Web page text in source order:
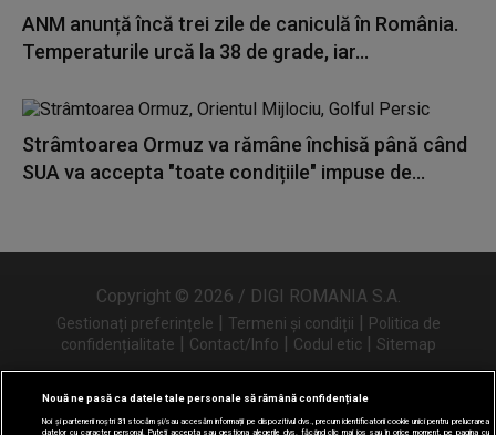
ANM anunță încă trei zile de caniculă în România.
Temperaturile urcă la 38 de grade, iar...
Strâmtoarea Ormuz va rămâne închisă până când
SUA va accepta "toate condițiile" impuse de...
Copyright © 2026 / DIGI ROMANIA S.A.
Gestionați preferințele | Termeni și condiții | Politica de
confidențialitate | Contact/Info | Codul etic | Sitemap
Nouă ne pasă ca datele tale personale să rămână confidențiale
Noi și partenerii noștri31 stocăm și/sau accesăm informații pe dispozitivul dvs., precum identificatorii cookie unici pentru prelucrarea
datelor cu caracter personal. Puteți accepta sau gestiona alegerile dvs. făcând clic mai jos sau în orice moment, pe pagina cu